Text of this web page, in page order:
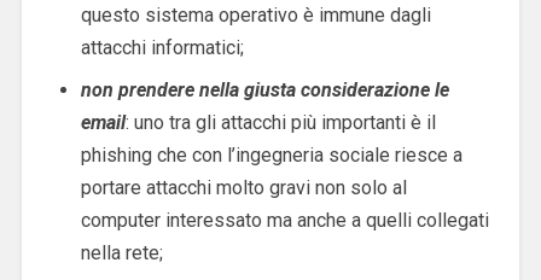
questo sistema operativo è immune dagli
attacchi informatici;
non prendere nella giusta considerazione le
email: uno tra gli attacchi più importanti è il
phishing che con l’ingegneria sociale riesce a
portare attacchi molto gravi non solo al
computer interessato ma anche a quelli collegati
nella rete;